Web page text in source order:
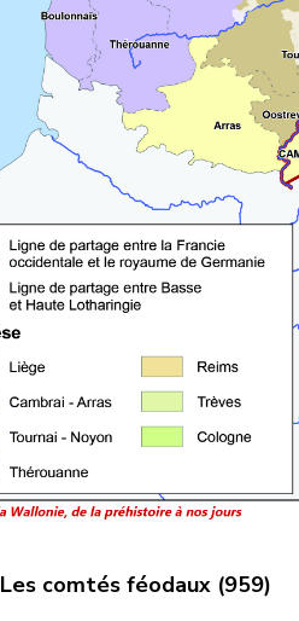
Les comtés féodaux (959)